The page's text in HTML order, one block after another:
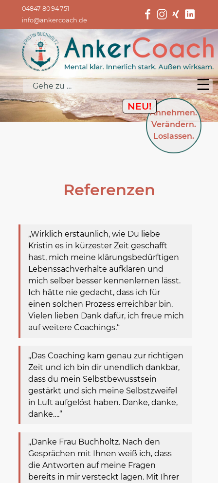
04847 80 94 751
info@ankercoach.de
Gehe zu … ☰
NEU!
Annehmen.
Verändern.
Loslassen.
Referenzen
„Wirklich erstaunlich, wie Du liebe
Kristin es in kürzester Zeit geschafft
hast, mich meine klärungsbedürftigen
Lebenssachverhalte aufklaren und
mich selber besser kennenlernen lässt.
Ich hätte nie gedacht, dass ich für
einen solchen Prozess erreichbar bin.
Vielen lieben Dank dafür, ich freue mich
auf weitere Coachings.“
„Das Coaching kam genau zur richtigen
Zeit und ich bin dir unendlich dankbar,
dass du mein Selbstbewusstsein
gestärkt und sich meine Selbstzweifel
in Luft aufgelöst haben. Danke, danke,
danke….“
„Danke Frau Buchholtz. Nach den
Gesprächen mit Ihnen weiß ich, dass
die Antworten auf meine Fragen
bereits in mir versteckt lagen. Mit Ihrer